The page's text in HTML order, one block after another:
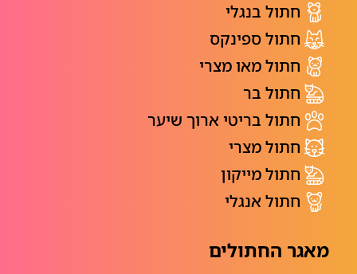
חתול בנגלי
חתול ספינקס
חתול מאו מצרי
חתול בר
חתול בריטי ארוך שיער
חתול מצרי
חתול מייקון
חתול אנגלי
מאגר החתולים